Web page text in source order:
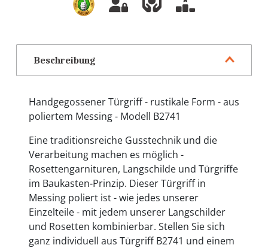
Beschreibung
Handgegossener Türgriff - rustikale Form - aus
poliertem Messing - Modell B2741
Eine traditionsreiche Gusstechnik und die
Verarbeitung machen es möglich -
Rosettengarnituren, Langschilde und Türgriffe
im Baukasten-Prinzip. Dieser Türgriff in
Messing poliert ist - wie jedes unserer
Einzelteile - mit jedem unserer Langschilder
und Rosetten kombinierbar. Stellen Sie sich
ganz individuell aus Türgriff B2741 und einem